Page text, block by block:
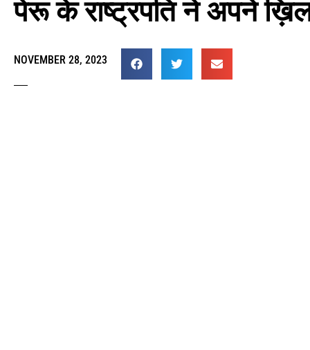
पेरू के राष्ट्रपति ने अपने
NOVEMBER 28, 2023